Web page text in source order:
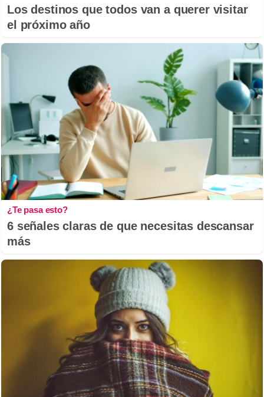
Los destinos que todos van a querer visitar
el próximo año
¿Te pasa esto?
6 señales claras de que necesitas descansar
más